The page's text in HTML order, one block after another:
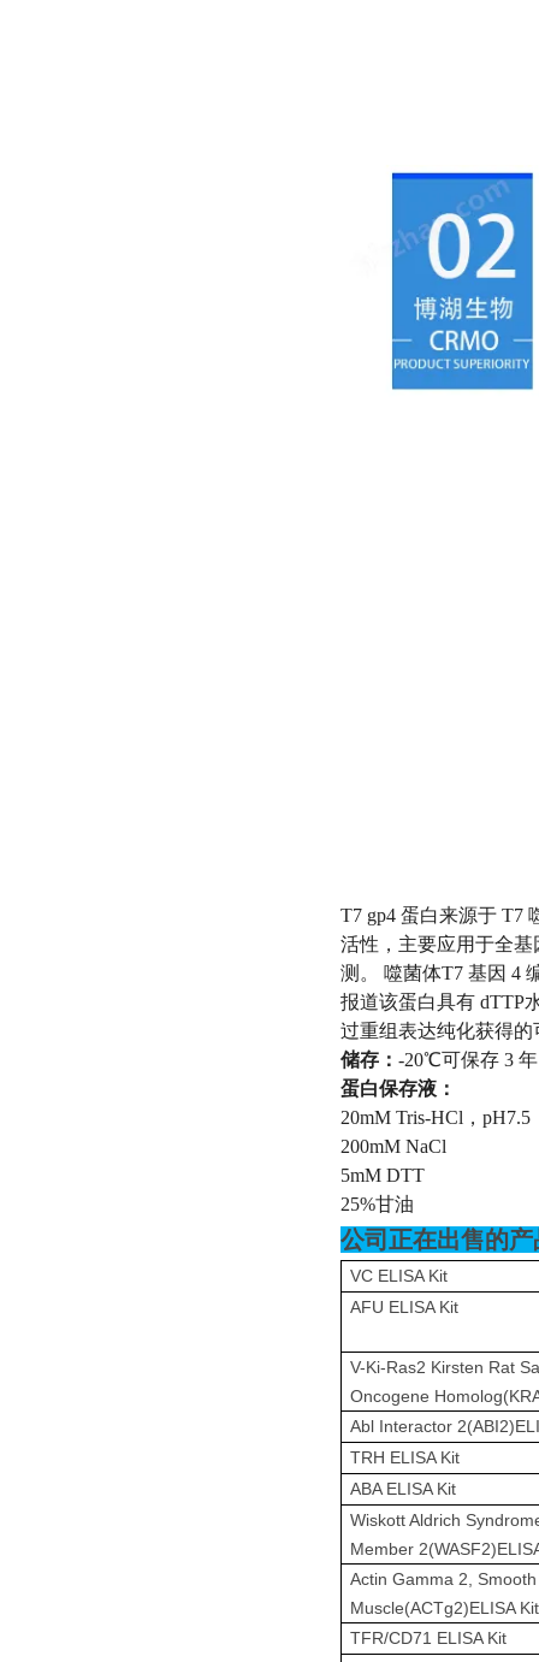
T7 gp4 蛋白来源于 T7
活性，主要应用于全
测。 噬菌体T7 基因 4
报道该蛋白具有 dTTP
过重组表达纯化获得的
储存： -20℃可保存 3
蛋白保存液：
20mM Tris-HCl，pH7.5
200mM NaCl
5mM DTT
25%甘油
公司正在出售的产
VC ELISA Kit
AFU ELISA Kit
V-Ki-Ras2 Kirsten Rat
Oncogene
Abl Interactor
TRH ELISA Kit
ABA ELISA Kit
Wiskott Aldrich
Member
Actin Gamma 2, Smooth
Muscle(ACTg2)ELISA Kit
TFR/CD71 ELISA Kit